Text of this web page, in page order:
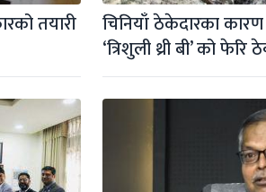
तयारी
चिनियाँ ठेकेदारका
‘त्रिशुली थ्री बी’ को फेरि